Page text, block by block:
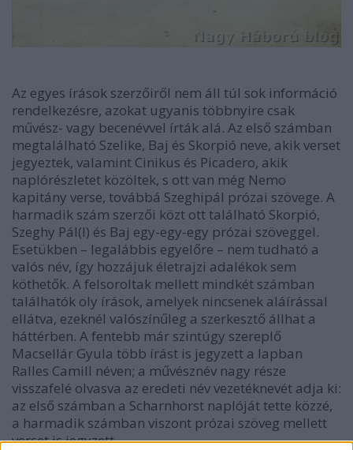
Az egyes írások szerzőiről nem áll túl sok információ
rendelkezésre, azokat ugyanis többnyire csak
művész- vagy becenévvel írták alá. Az első számban
megtalálható Szelike, Baj és Skorpió neve, akik verset
jegyeztek, valamint Cinikus és Picadero, akik
naplórészletet közöltek, s ott van még Nemo
kapitány verse, továbbá Szeghipál prózai szövege. A
harmadik szám szerzői közt ott található Skorpió,
Szeghy Pál(l) és Baj egy-egy-egy prózai szöveggel.
Esetükben – legalábbis egyelőre – nem tudható a
valós név, így hozzájuk életrajzi adalékok sem
köthetők. A felsoroltak mellett mindkét számban
találhatók oly írások, amelyek nincsenek aláírással
ellátva, ezeknél valószínűleg a szerkesztő állhat a
háttérben. A fentebb már szintúgy szereplő
Macsellár Gyula több írást is jegyzett a lapban
Ralles Camill néven; a művésznév nagy része
visszafelé olvasva az eredeti név vezetéknevét adja ki:
az első számban a Scharnhorst naplóját tette közzé,
a harmadik számban viszont prózai szöveg mellett
verset is jegyzett.